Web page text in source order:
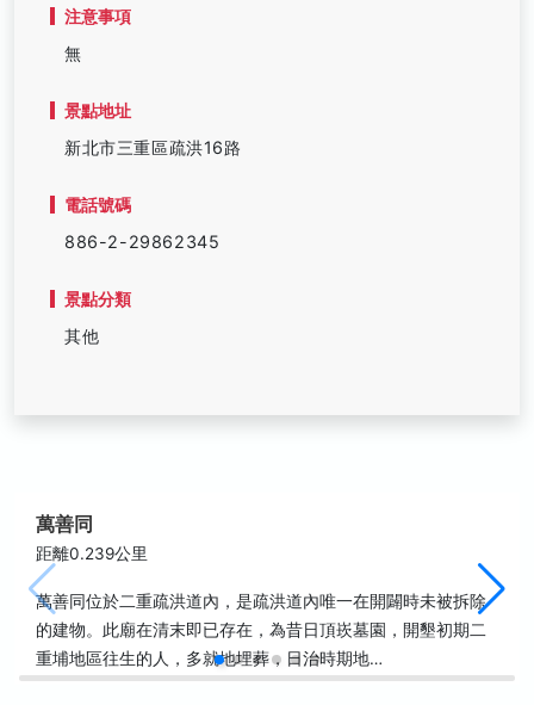
注意事項
無
景點地址
新北市三重區疏洪16路
電話號碼
886-2-29862345
景點分類
其他
萬善同
距離0.239公里
萬善同位於二重疏洪道內，是疏洪道內唯一在開闢時未被拆除
的建物。此廟在清末即已存在，為昔日頂崁墓園，開墾初期二
重埔地區往生的人，多就地埋葬，日治時期地…